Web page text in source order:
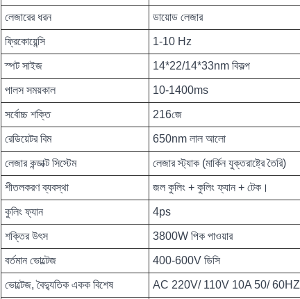
লেজারের ধরন ডায়োড লেজার
ফ্রিকোয়েন্সি 1-10 Hz
স্পট সাইজ 14*22/14*33nm বিকল্প
পালস সময়কাল 10-1400ms
সর্বোচ্চ শক্তি 216জে
রেডিয়েটর বিম 650nm লাল আলো
লেজার কন্ডাক্ট সিস্টেম লেজার স্ট্যাক (মার্কিন যুক্তরাষ্ট্রে তৈরি)
শীতলকরণ ব্যবস্থা জল কুলিং + কুলিং ফ্যান + টেক।
কুলিং ফ্যান 4ps
শক্তির উৎস 3800W পিক পাওয়ার
বর্তমান ভোল্টেজ 400-600V ডিসি
ভোল্টেজ, বৈদ্যুতিক একক বিশেষ AC 220V/ 110V 10A 50/ 60HZ